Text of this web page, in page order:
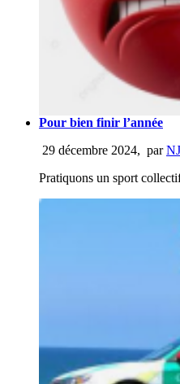
Pour bien finir l’année
29 décembre 2024, par
Pratiquons un sport